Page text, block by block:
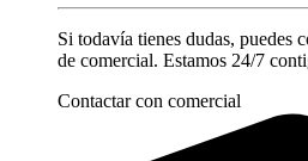
Si todavía tienes dudas, puedes
de comercial. Estamos 24/7
Contactar con comercial